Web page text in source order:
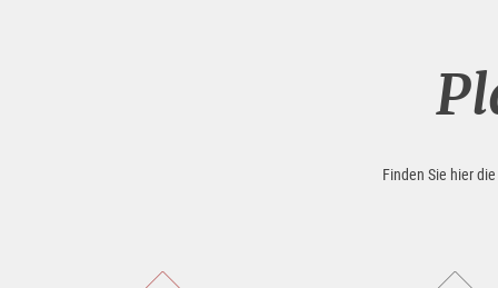
Finden Sie hier